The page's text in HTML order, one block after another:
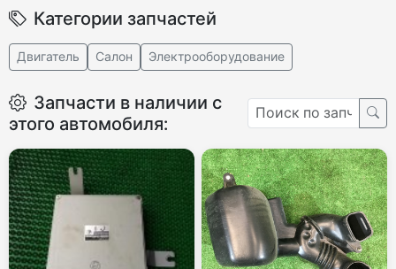
Категории запчастей
Двигатель Салон Электрооборудование
Запчасти в наличии с
этого автомобиля: